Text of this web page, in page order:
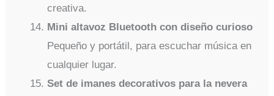
creativa.
Mini altavoz Bluetooth con diseño curioso
Pequeño y portátil, para escuchar música en
cualquier lugar.
Set de imanes decorativos para la nevera